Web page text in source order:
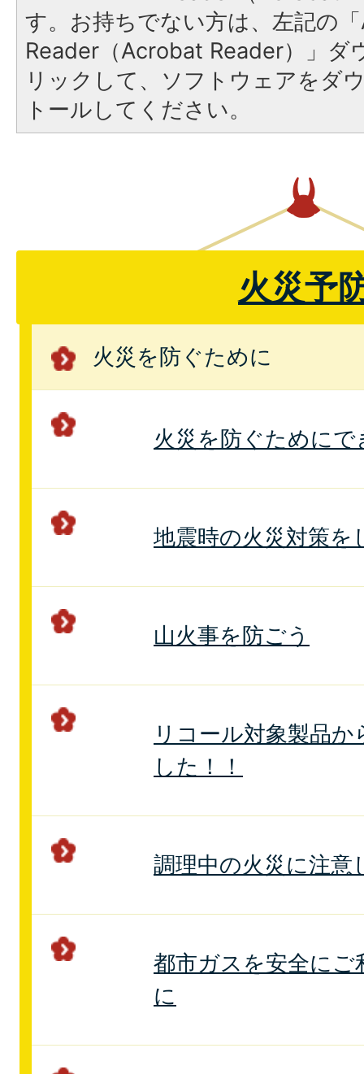
す。お持ちでない方は、左記の
Reader（Acrobat Reader）」ダ
リックして、ソフトウェアをダ
トールしてください。
火災予
火災を防ぐために
火災を防ぐためにで
地震時の火災対策を
山火事を防ごう
リコール対象製品
した！！
調理中の火災に注意
都市ガスを安全に
に